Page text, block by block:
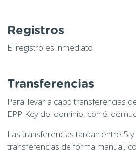
Registros
El registro es inmediato
Transferencias
Para llevar a cabo transferencias
EPP-Key del dominio, con él
Las transferencias tardan entre 5
transferencias de forma manual,